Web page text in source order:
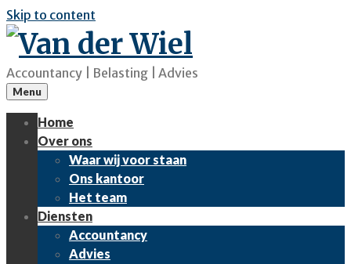
Skip to content
Accountancy | Belasting | Advies
Menu
Home
Over ons
Waar wij voor staan
Ons kantoor
Het team
Diensten
Accountancy
Advies